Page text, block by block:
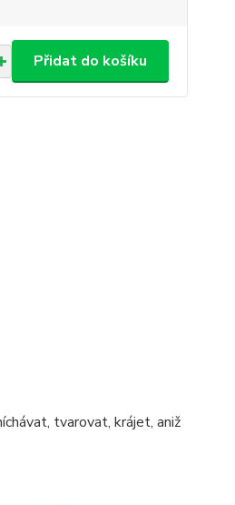
Přidat do košíku
tvarovat, krájet, aniž